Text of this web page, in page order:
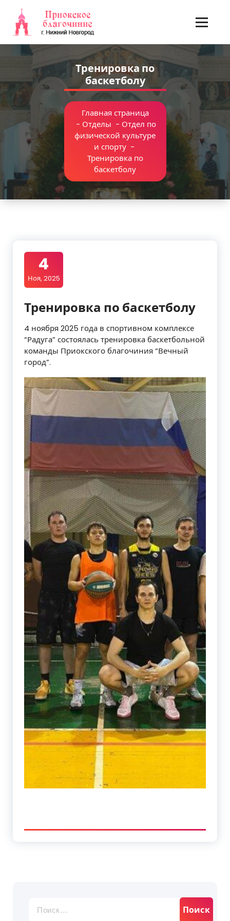
содержимому
Тренировка по
баскетболу
Главная страница
- Отделы - Отдел по
физической культуре
и спорту-
Тренировка по
баскетболу
4
Ноя, 2025
Тренировка по баскетболу
4 ноября 2025 года в спортивном комплексе
“Радуга” состоялась тренировка баскетбольной
команды Приокского благочиния “Вечный
город”.